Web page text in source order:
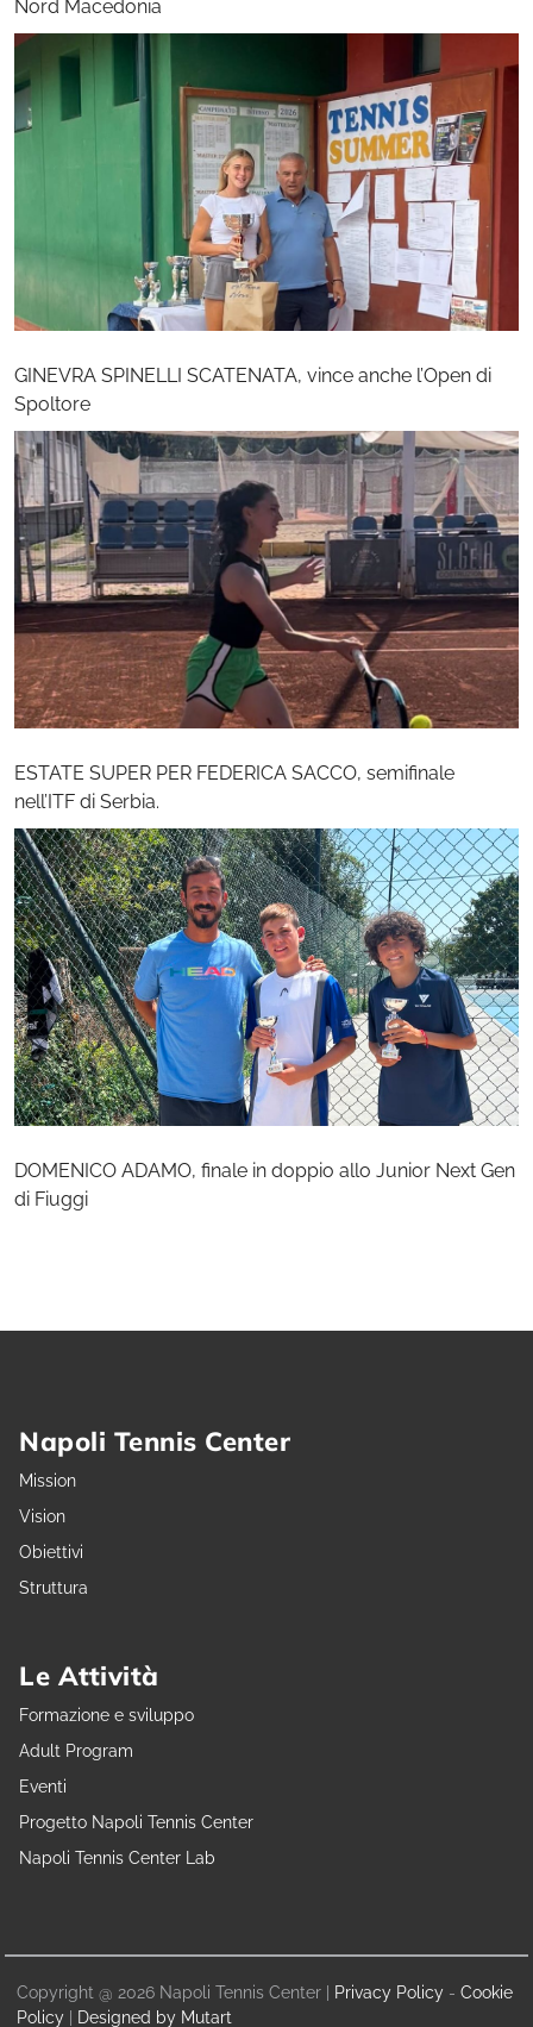
Nord Macedonia
GINEVRA SPINELLI SCATENATA, vince anche l’Open di
Spoltore
ESTATE SUPER PER FEDERICA SACCO, semifinale
nell’ITF di Serbia.
DOMENICO ADAMO, finale in doppio allo Junior Next Gen
di Fiuggi
Napoli Tennis Center
Mission
Vision
Obiettivi
Struttura
Le Attività
Formazione e sviluppo
Adult Program
Eventi
Progetto Napoli Tennis Center
Napoli Tennis Center Lab
Copyright @ 2026 Napoli Tennis Center | Privacy Policy - Cookie
Policy
Designed by Mutart